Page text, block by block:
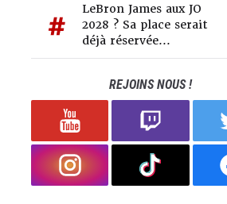
LeBron James aux JO
2028 ? Sa place serait
déjà réservée...
REJOINS NOUS !